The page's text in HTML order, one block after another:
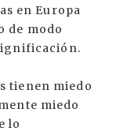
en Europa
de modo
tienen miedo
miedo
lo